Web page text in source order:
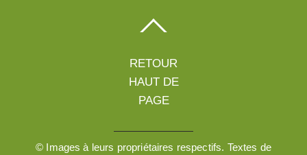
© Images à leurs propriétaires respectifs. Textes de